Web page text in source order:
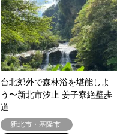
台北郊外で森林浴を堪能しよ
う〜新北市汐止 姜子寮絶壁歩
道
新北市・基隆市